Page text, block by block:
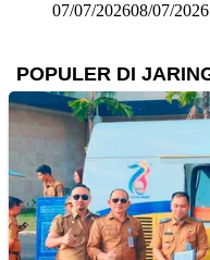
07/07/202608/07/2026